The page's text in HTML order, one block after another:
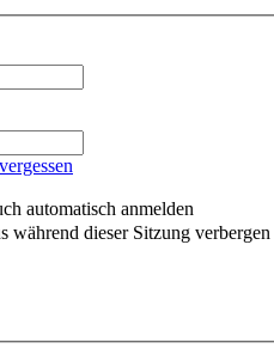
automatisch anmelden
während dieser Sitzung verbergen